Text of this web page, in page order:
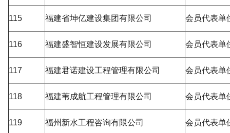
115 福建省坤亿建设集团有限公司 会员代表单
116 福建盛智恒建设发展有限公司 会员代表单
117 福建君诺建设工程管理有限公司 会员代表单
118 福建苇成航工程管理有限公司 会员代表单
119 福州新水工程咨询有限公司 会员代表单